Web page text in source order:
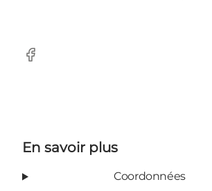
Facebook
En savoir plus
Coordonnées